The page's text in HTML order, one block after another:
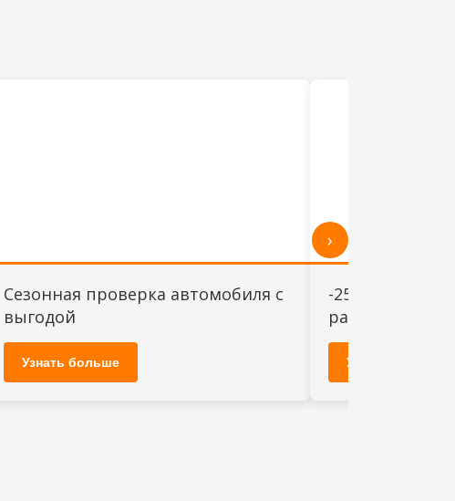
Сезонная проверка автомобиля с
выгодой
Узнать больше
-25% на
радиаторов
Узнать больше
›